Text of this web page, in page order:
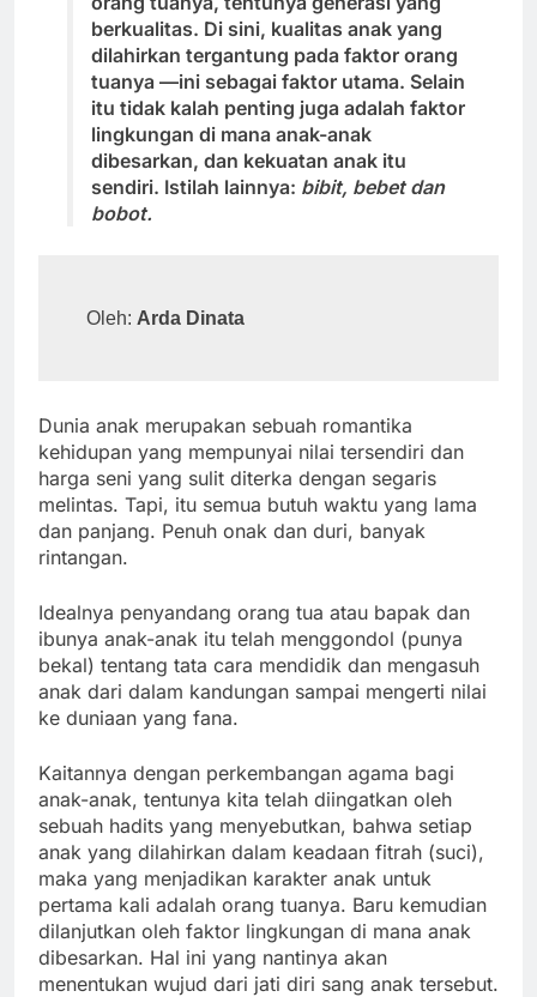
berkualitas. Di sini, kualitas anak yang
dilahirkan tergantung pada faktor orang
tuanya —ini sebagai faktor utama. Selain
itu tidak kalah penting juga adalah faktor
lingkungan di mana anak-anak
dibesarkan, dan kekuatan anak itu
sendiri. Istilah lainnya: bibit, bebet dan
bobot.
Oleh: Arda Dinata
Dunia anak merupakan sebuah romantika
kehidupan yang mempunyai nilai tersendiri dan
harga seni yang sulit diterka dengan segaris
melintas. Tapi, itu semua butuh waktu yang lama
dan panjang. Penuh onak dan duri, banyak
rintangan.
Idealnya penyandang orang tua atau bapak dan
ibunya anak-anak itu telah menggondol (punya
bekal) tentang tata cara mendidik dan mengasuh
anak dari dalam kandungan sampai mengerti nilai
ke duniaan yang fana.
Kaitannya dengan perkembangan agama bagi
anak-anak, tentunya kita telah diingatkan oleh
sebuah hadits yang menyebutkan, bahwa setiap
anak yang dilahirkan dalam keadaan fitrah (suci),
maka yang menjadikan karakter anak untuk
pertama kali adalah orang tuanya. Baru kemudian
dilanjutkan oleh faktor lingkungan di mana anak
dibesarkan. Hal ini yang nantinya akan
menentukan wujud dari jati diri sang anak tersebut.